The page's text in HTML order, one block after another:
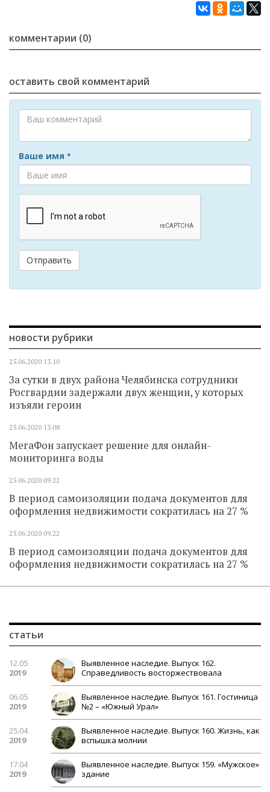
комментарии (0)
оставить свой комментарий
Ваше имя *
Отправить
новости рубрики
25.06.2020 13.10
За сутки в двух района Челябинска сотрудники
Росгвардии задержали двух женщин, у которых
изъяли героин
25.06.2020 13.08
МегаФон запускает решение для онлайн-
мониторинга воды
25.06.2020 09.22
В период самоизоляции подача документов для
оформления недвижимости сократилась на 27 %
25.06.2020 09.22
В период самоизоляции подача документов для
оформления недвижимости сократилась на 27 %
статьи
12.05
2019
Выявленное наследие. Выпуск 162.
Справедливость восторжествовала
06.05
2019
Выявленное наследие. Выпуск 161. Гостиница
№2 – «Южный Урал»
25.04
2019
Выявленное наследие. Выпуск 160. Жизнь, как
вспышка молнии
17.04
2019
Выявленное наследие. Выпуск 159. «Мужское»
здание